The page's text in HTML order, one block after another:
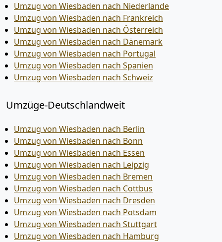
Umzug von Wiesbaden nach Niederlande
Umzug von Wiesbaden nach Frankreich
Umzug von Wiesbaden nach Österreich
Umzug von Wiesbaden nach Dänemark
Umzug von Wiesbaden nach Portugal
Umzug von Wiesbaden nach Spanien
Umzug von Wiesbaden nach Schweiz
Umzüge-Deutschlandweit
Umzug von Wiesbaden nach Berlin
Umzug von Wiesbaden nach Bonn
Umzug von Wiesbaden nach Essen
Umzug von Wiesbaden nach Leipzig
Umzug von Wiesbaden nach Bremen
Umzug von Wiesbaden nach Cottbus
Umzug von Wiesbaden nach Dresden
Umzug von Wiesbaden nach Potsdam
Umzug von Wiesbaden nach Stuttgart
Umzug von Wiesbaden nach Hamburg